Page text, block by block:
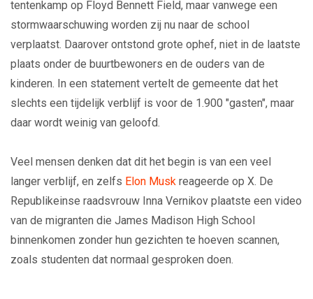
tentenkamp op Floyd Bennett Field, maar vanwege een
stormwaarschuwing worden zij nu naar de school
verplaatst. Daarover ontstond grote ophef, niet in de laatste
plaats onder de buurtbewoners en de ouders van de
kinderen. In een statement vertelt de gemeente dat het
slechts een tijdelijk verblijf is voor de 1.900 "gasten", maar
daar wordt weinig van geloofd.
Veel mensen denken dat dit het begin is van een veel
langer verblijf, en zelfs Elon Musk reageerde op X. De
Republikeinse raadsvrouw Inna Vernikov plaatste een video
van de migranten die James Madison High School
binnenkomen zonder hun gezichten te hoeven scannen,
zoals studenten dat normaal gesproken doen.